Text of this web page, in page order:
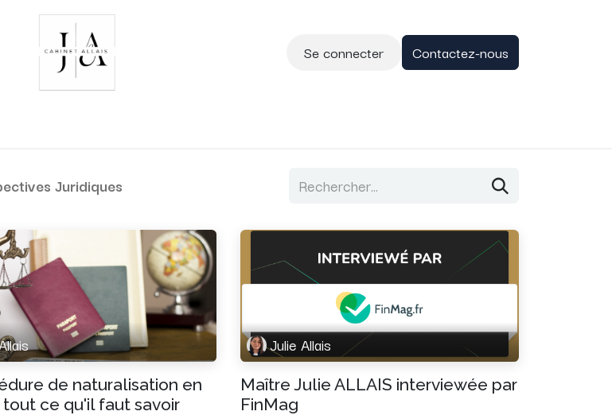
Se connecter Contactez-nous
Juridiques
de naturalisation en
tout ce qu'il faut savoir
Julie Allais
Maître Julie ALLAIS interviewée par
FinMag